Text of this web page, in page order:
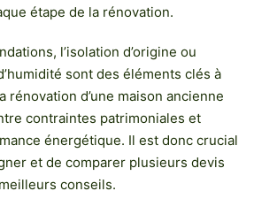
étape de la rénovation.
l’isolation d’origine ou
sont des éléments clés à
rénovation d’une maison ancienne
contraintes patrimoniales et
énergétique. Il est donc crucial
et de comparer plusieurs devis
conseils.